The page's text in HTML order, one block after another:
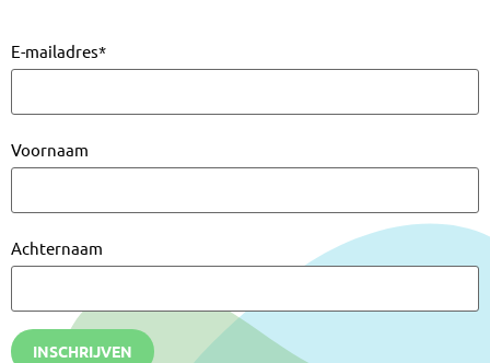
E-mailadres*
Voornaam
Achternaam
INSCHRIJVEN